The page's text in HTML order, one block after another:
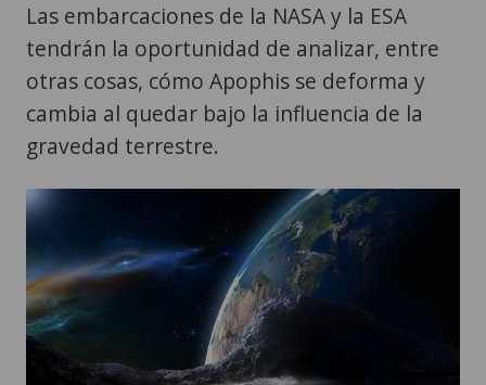
otras cosas, cómo Apophis se deforma y
cambia al quedar bajo la influencia de la
gravedad terrestre.